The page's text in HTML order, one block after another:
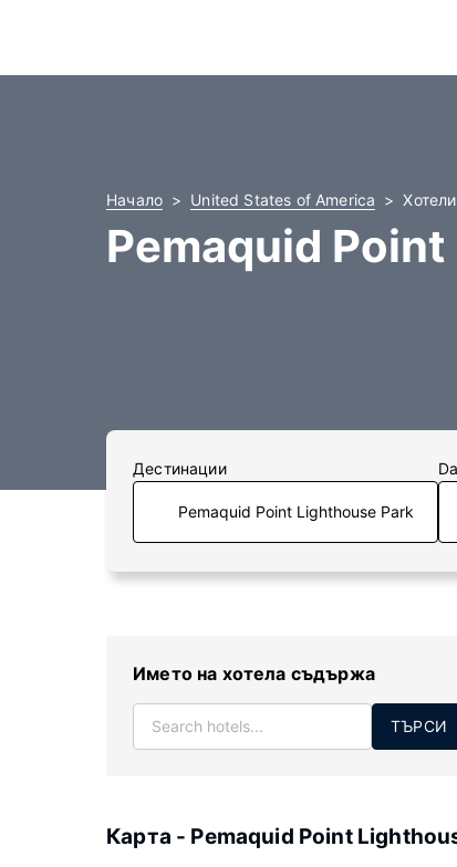
Начало United States of America
Pemaquid
Дестинации
Името на хотела съдържа
ТЪРСИ
Карта - Pemaquid Point